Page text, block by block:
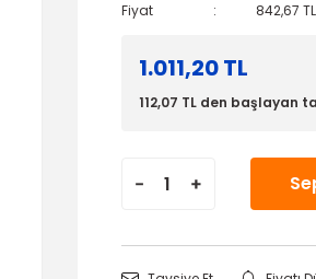
Fiyat
842,67
1.011,20 TL
112,07 TL den başlayan